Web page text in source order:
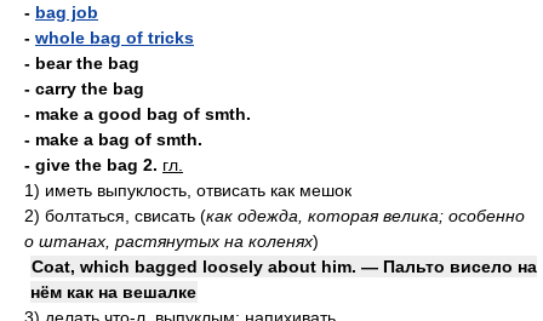
- bag job
- whole bag of tricks
- bear the bag
- carry the bag
- make a good bag of smth.
- make a bag of smth.
- give the bag 2. гл.
1) иметь выпуклость, отвисать как мешок
2) болтаться, свисать (как одежда, которая велика; особенно
о штанах, растянутых на коленях)
Coat, which bagged loosely about him. — Пальто висело на
нём как на вешалке